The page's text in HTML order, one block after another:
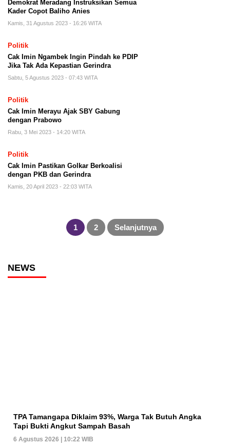
Demokrat Meradang Instruksikan Semua
Kader Copot Baliho Anies
Kamis, 31 Agustus 2023 - 16:26 WITA
Politik
Cak Imin Ngambek Ingin Pindah ke PDIP
Jika Tak Ada Kepastian Gerindra
Sabtu, 5 Agustus 2023 - 07:43 WITA
Politik
Cak Imin Merayu Ajak SBY Gabung
dengan Prabowo
Rabu, 3 Mei 2023 - 14:20 WITA
Politik
Cak Imin Pastikan Golkar Berkoalisi
dengan PKB dan Gerindra
Kamis, 20 April 2023 - 22:03 WITA
1 2 Selanjutnya
NEWS
TPA Tamangapa Diklaim 93%, Warga Tak Butuh Angka
Tapi Bukti Angkut Sampah Basah
6 Agustus 2026 | 10:22 WIB